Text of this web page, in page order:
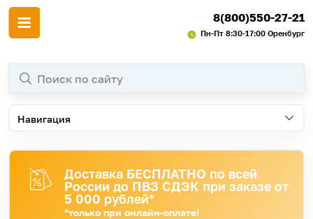
8(800)550-27-21
Пн-Пт 8:30-17:00 Оренбург
Навигация
Доставка БЕСПЛАТНО по всей
России до ПВЗ СДЭК при заказе от
5 000 рублей*
*только при онлайн-оплате!